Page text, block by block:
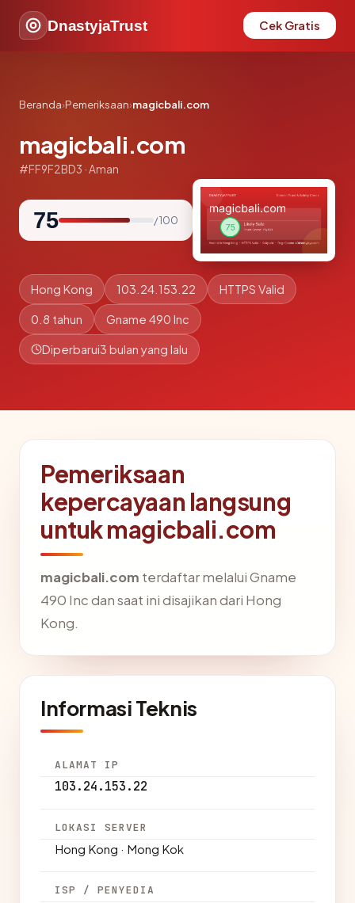
DnastyjaTrust Cek Gratis
Beranda›Pemeriksaan›magicbali.com
magicbali.com
#FF9F2BD3 · Aman
75 / 100
Hong Kong 103.24.153.22 HTTPS Valid
0.8 tahun Gname 490 Inc
Diperbarui3 bulan yang lalu
Pemeriksaan
kepercayaan langsung
untuk magicbali.com
magicbali.com terdaftar melalui Gname
490 Inc dan saat ini disajikan dari Hong
Kong.
Informasi Teknis
ALAMAT IP
103.24.153.22
LOKASI SERVER
Hong Kong · Mong Kok
ISP / PENYEDIA